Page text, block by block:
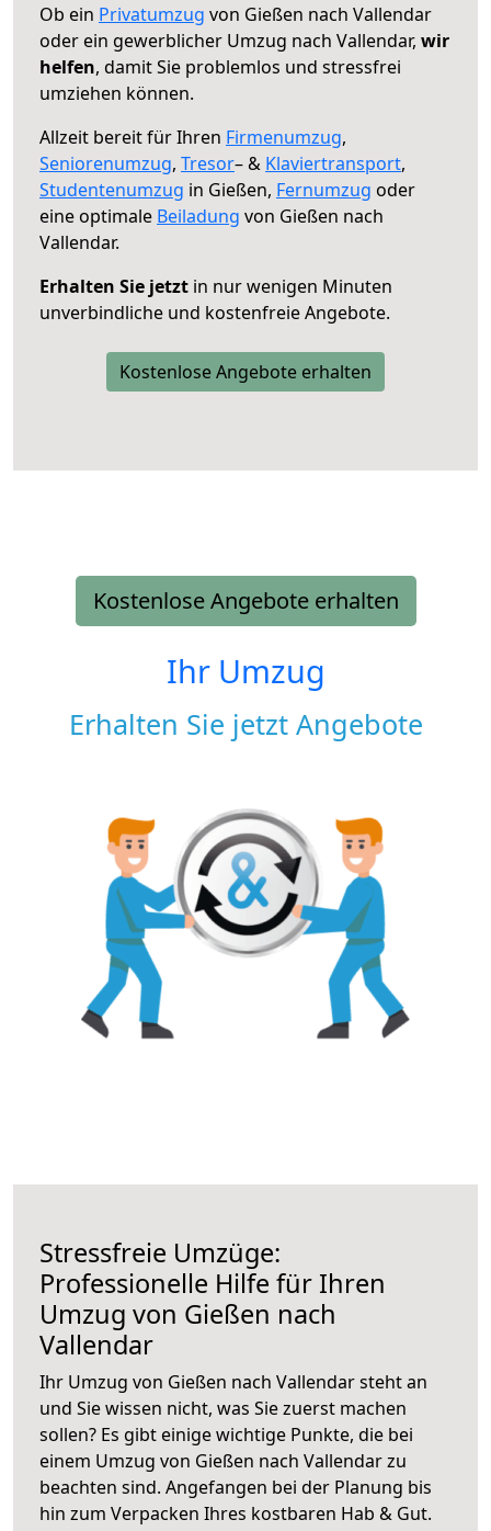
Ob ein Privatumzug von Gießen nach Vallendar
oder ein gewerblicher Umzug nach Vallendar, wir
helfen, damit Sie problemlos und stressfrei
umziehen können.
Allzeit bereit für Ihren Firmenumzug,
Seniorenumzug, Tresor– & Klaviertransport,
Studentenumzug in Gießen, Fernumzug oder
eine optimale Beiladung von Gießen nach
Vallendar.
Erhalten Sie jetzt in nur wenigen Minuten
unverbindliche und kostenfreie Angebote.
Kostenlose Angebote erhalten
Kostenlose Angebote erhalten
Ihr Umzug
Erhalten Sie jetzt Angebote
Stressfreie Umzüge:
Professionelle Hilfe für Ihren
Umzug von Gießen nach
Vallendar
Ihr Umzug von Gießen nach Vallendar steht an
und Sie wissen nicht, was Sie zuerst machen
sollen? Es gibt einige wichtige Punkte, die bei
einem Umzug von Gießen nach Vallendar zu
beachten sind. Angefangen bei der Planung bis
hin zum Verpacken Ihres kostbaren Hab & Gut.